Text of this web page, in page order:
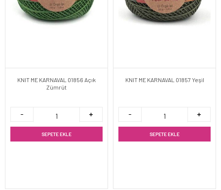
KNIT ME KARNAVAL 01856 Açık
Zümrüt
SEPETE EKLE
KNIT ME KARNAVAL 01857 Yeşil
SEPETE EKLE